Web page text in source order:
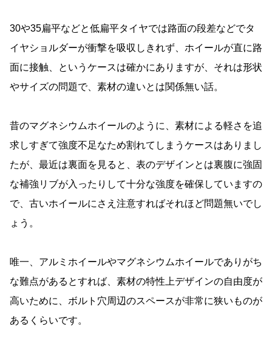
30や35扁平などと低扁平タイヤでは路面の段差などでタ
イヤショルダーが衝撃を吸収しきれず、ホイールが直に路
面に接触、というケースは確かにありますが、それは形状
やサイズの問題で、素材の違いとは関係無い話。
昔のマグネシウムホイールのように、素材による軽さを追
求しすぎて強度不足なため割れてしまうケースはありまし
たが、最近は裏面を見ると、表のデザインとは裏腹に強固
な補強リブが入ったりして十分な強度を確保していますの
で、古いホイールにさえ注意すればそれほど問題無いでし
ょう。
唯一、アルミホイールやマグネシウムホイールでありがち
な難点があるとすれば、素材の特性上デザインの自由度が
高いために、ボルト穴周辺のスペースが非常に狭いものが
あるくらいです。